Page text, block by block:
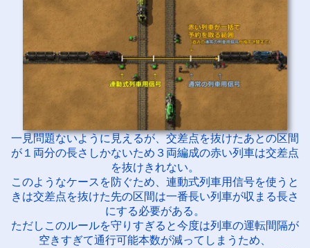
一見問題ないように見えるが、交差点を抜けたあとの区間
が１両分の長さしかないため３両編成の赤い列車は交差点
を抜けきれない。
このようなケースを防ぐため、連動式列車用信号を使うと
きは交差点を抜けた先の区間は一番長い列車が収まる長さ
にする必要がある。
ただしこのルールを守りすぎると今度は列車の運転間隔が
空きすぎて通行可能本数が減ってしまうため、